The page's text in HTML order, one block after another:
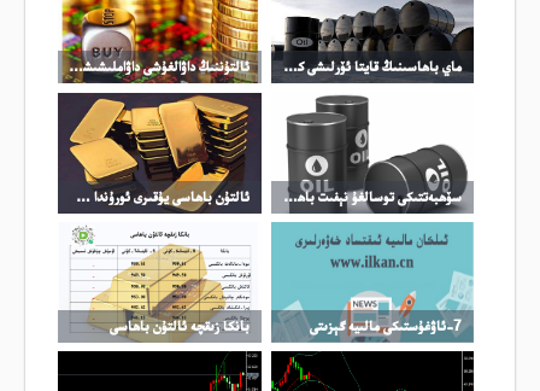
ماي باھاسىنىڭ قايتا ئۆرلىشى كۈمۈش باھاسىنىڭ ئۆرلىشىنى چەكلىدى ئالتۇننىڭ داۋالغۇشى داۋاملىشىشى مۇمكىن
سۆھبەتتىكى توسالغۇ نېفىت باھاسىنىڭ ئۆرلىشىگە تىرەك بولدى ئالتۇن باھاسى يۇقىرى ئورۇندا چىڭ تۇرماقتا
7-ئاۋغۇستىكى مالىيە گېزىتى بانكا زىقچە ئالتۇن باھاسى